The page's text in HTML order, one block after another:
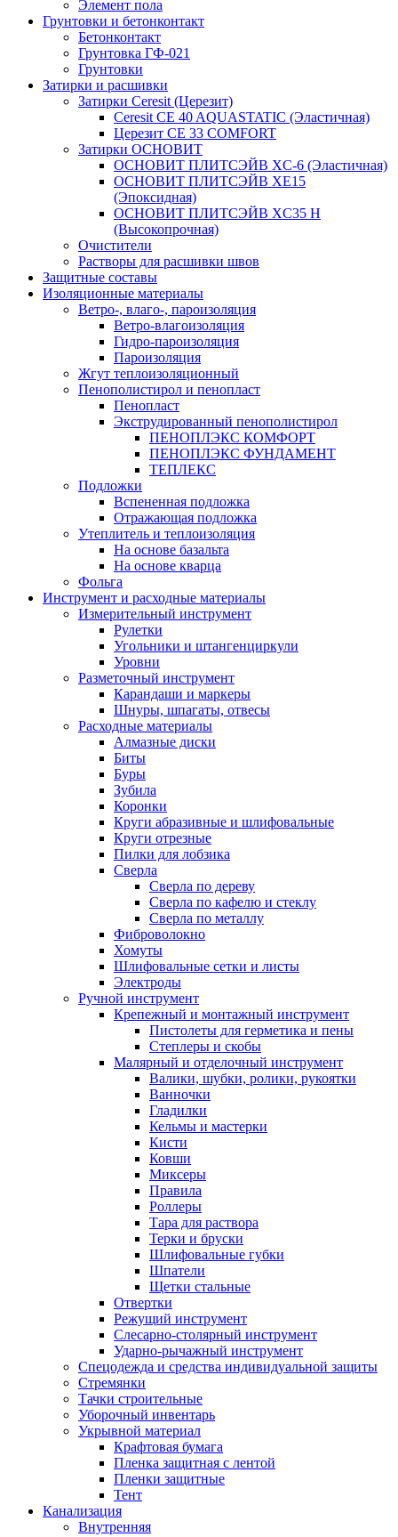
Элемент пола
Грунтовки и бетонконтакт
Бетонконтакт
Грунтовка ГФ-021
Грунтовки
Затирки и расшивки
Затирки Ceresit (Церезит)
Ceresit CE 40 AQUASTATIC (Эластичная)
Церезит CE 33 COMFORT
Затирки ОСНОВИТ
ОСНОВИТ ПЛИТСЭЙВ XC-6 (Эластичная)
ОСНОВИТ ПЛИТСЭЙВ XЕ15
(Эпоксидная)
ОСНОВИТ ПЛИТСЭЙВ XС35 Н
(Высокопрочная)
Очистители
Растворы для расшивки швов
Защитные составы
Изоляционные материалы
Ветро-, влаго-, пароизоляция
Ветро-влагоизоляция
Гидро-пароизоляция
Пароизоляция
Жгут теплоизоляционный
Пенополистирол и пенопласт
Пенопласт
Экструдированный пенополистирол
ПЕНОПЛЭКС КОМФОРТ
ПЕНОПЛЭКС ФУНДАМЕНТ
ТЕПЛЕКС
Подложки
Вспененная подложка
Отражающая подложка
Утеплитель и теплоизоляция
На основе базальта
На основе кварца
Фольга
Инструмент и расходные материалы
Измерительный инструмент
Рулетки
Угольники и штангенциркули
Уровни
Разметочный инструмент
Карандаши и маркеры
Шнуры, шпагаты, отвесы
Расходные материалы
Алмазные диски
Биты
Буры
Зубила
Коронки
Круги абразивные и шлифовальные
Круги отрезные
Пилки для лобзика
Сверла
Сверла по дереву
Сверла по кафелю и стеклу
Сверла по металлу
Фиброволокно
Хомуты
Шлифовальные сетки и листы
Электроды
Ручной инструмент
Крепежный и монтажный инструмент
Пистолеты для герметика и пены
Степлеры и скобы
Малярный и отделочный инструмент
Валики, шубки, ролики, рукоятки
Ванночки
Гладилки
Кельмы и мастерки
Кисти
Ковши
Миксеры
Правила
Роллеры
Тара для раствора
Терки и бруски
Шлифовальные губки
Шпатели
Щетки стальные
Отвертки
Режущий инструмент
Слесарно-столярный инструмент
Ударно-рычажный инструмент
Спецодежда и средства индивидуальной защиты
Стремянки
Тачки строительные
Уборочный инвентарь
Укрывной материал
Крафтовая бумага
Пленка защитная с лентой
Пленки защитные
Тент
Канализация
Внутренняя